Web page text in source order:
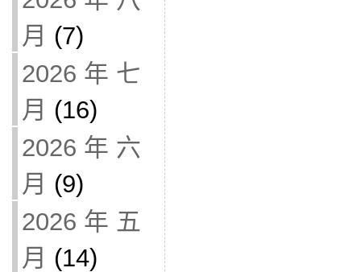
月 (7)
2026 年 七
月 (16)
2026 年 六
月 (9)
2026 年 五
月 (14)